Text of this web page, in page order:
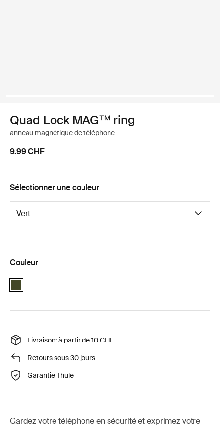
Quad Lock MAG™ ring
anneau magnétique de téléphone
9.99 CHF
Sélectionner une couleur
Couleur
Livraison: à partir de 10 CHF
Retours sous 30 jours
Garantie Thule
Gardez votre téléphone en sécurité et exprimez votre